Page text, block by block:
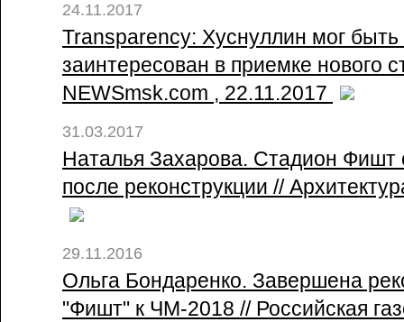
24.11.2017
Transparency: Хуснуллин мог быть
заинтересован в приемке нового
NEWSmsk.com , 22.11.2017
31.03.2017
Наталья Захарова. Стадион
после реконструкции //
29.11.2016
Ольга Бондаренко. Завершена
"Фишт" к ЧМ-2018 // Российская